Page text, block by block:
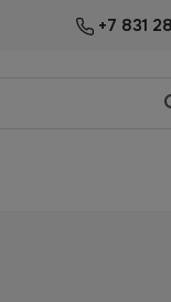
+7 831